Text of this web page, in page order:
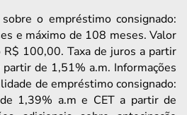
o empréstimo consignado:
e máximo de 108 meses. Valor
100,00. Taxa de juros a partir
de 1,51% a.m. Informações
de empréstimo consignado:
1,39% a.m e CET a partir de